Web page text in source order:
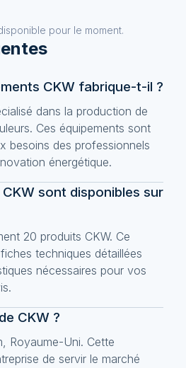
pour le moment.
CKW fabrique-t-il ?
dans la production de
Ces équipements sont
besoins des professionnels
énergétique.
sont disponibles sur
20 produits CKW. Ce
techniques détaillées
nécessaires pour vos
CKW ?
Royaume-Uni. Cette
de servir le marché